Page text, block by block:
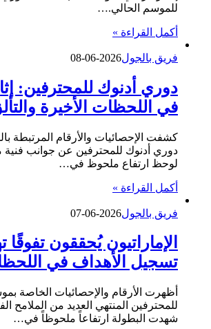
للموسم الحالي.…
أكمل القراءة »
فريق بالجول2026-06-08
دوري أدنوك للمحترفين:
في اللحظات الأخيرة
كشفت الإحصائيات والأرقام المرتبطة
دوري أدنوك للمحترفين عن جوانب فنية
لوحظ ارتفاع ملحوظ في…
أكمل القراءة »
فريق بالجول2026-06-07
الإماراتيون يُحققون تفوقًا
تسجيل الأهداف في
أظهرت الأرقام والإحصائيات الخاصة
للمحترفين المنتهي العديد من الملامح
شهدت البطولة ارتفاعاً ملحوظاً في…